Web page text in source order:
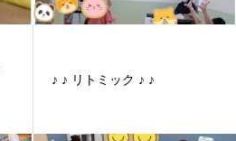
♪ ♪ リトミック ♪ ♪